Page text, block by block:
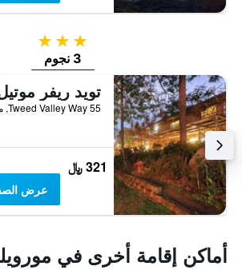
3 نجوم
3 نجوم
تويد ريفر
321 ﷼
عرض
أماكن إقامة أخرى في